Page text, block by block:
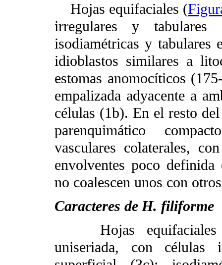
Hojas equifaciales (
irregulares y
isodiamétricas y tabulares
idioblastos similares a
estomas anomocíticos
empalizada adyacente a
células (1b). En el resto
parenquimático
vasculares colaterales,
envolventes poco
no coalescen unos con
Caracteres de H. filiforme
Hojas
uniseriada, con células